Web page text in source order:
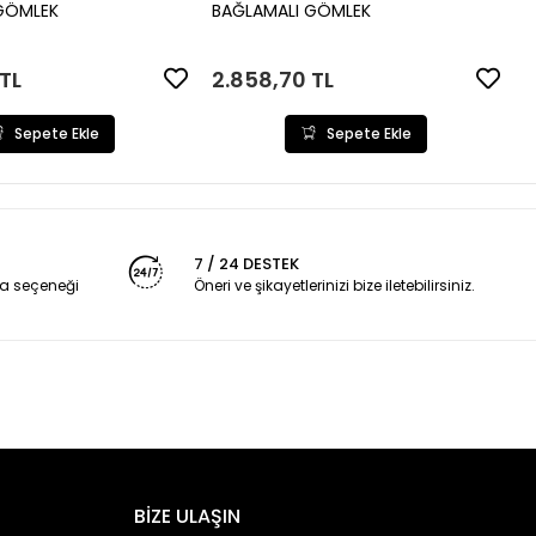
Sepete Ekle
BAĞLAMALI GÖMLEK
2.858,70 TL
Sepete Ekle
seçeneği
7 / 24 DESTEK
Öneri ve şikayetlerinizi bize iletebilirsiniz.
BİZE ULAŞIN